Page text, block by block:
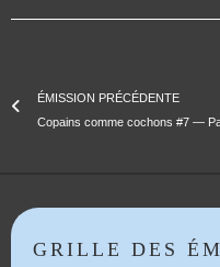
ÉMISSION PRÉCÉDENTE
GRILLE DES